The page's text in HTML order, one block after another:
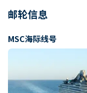
邮轮信息
MSC海际线号